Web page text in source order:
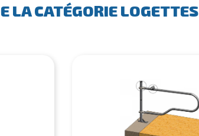
LA CATÉGORIE LOGETTES